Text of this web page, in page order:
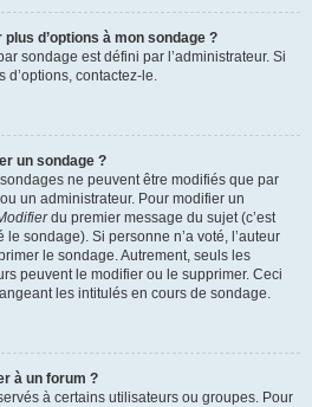
d’options à mon sondage ?
sondage est défini par l’administrateur. Si
d’options, contactez-le.
un sondage ?
ne peuvent être modifiés que par
un administrateur. Pour modifier un
du premier message du sujet (c’est
sondage). Si personne n’a voté, l’auteur
le sondage. Autrement, seuls les
peuvent le modifier ou le supprimer. Ceci
les intitulés en cours de sondage.
à un forum ?
à certains utilisateurs ou groupes. Pour